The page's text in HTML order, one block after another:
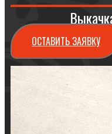
ОСТАВИТЬ ЗАЯВКУ